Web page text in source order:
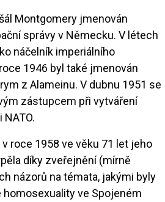
Montgomery jmenován
správy v Německu. V létech
náčelník imperiálního
1946 byl také jmenován
z Alameinu. V dubnu 1951 se
zástupcem při vytváření
roce 1958 ve věku 71 let jeho
díky zveřejnění (mírně
názorů na témata, jakými byly
homosexuality ve Spojeném